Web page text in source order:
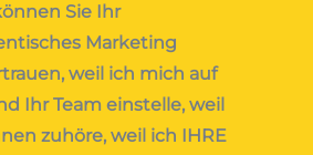
Sie Ihr
Marketing
weil ich mich auf
Ihr Team einstelle, weil
zuhöre, weil ich IHRE